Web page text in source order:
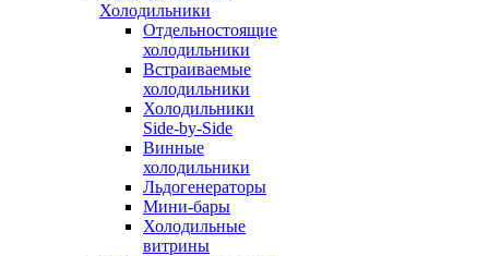
Холодильники
Отдельностоящие
холодильники
Встраиваемые
холодильники
Холодильники
Side-by-Side
Винные
холодильники
Льдогенераторы
Мини-бары
Холодильные
витрины